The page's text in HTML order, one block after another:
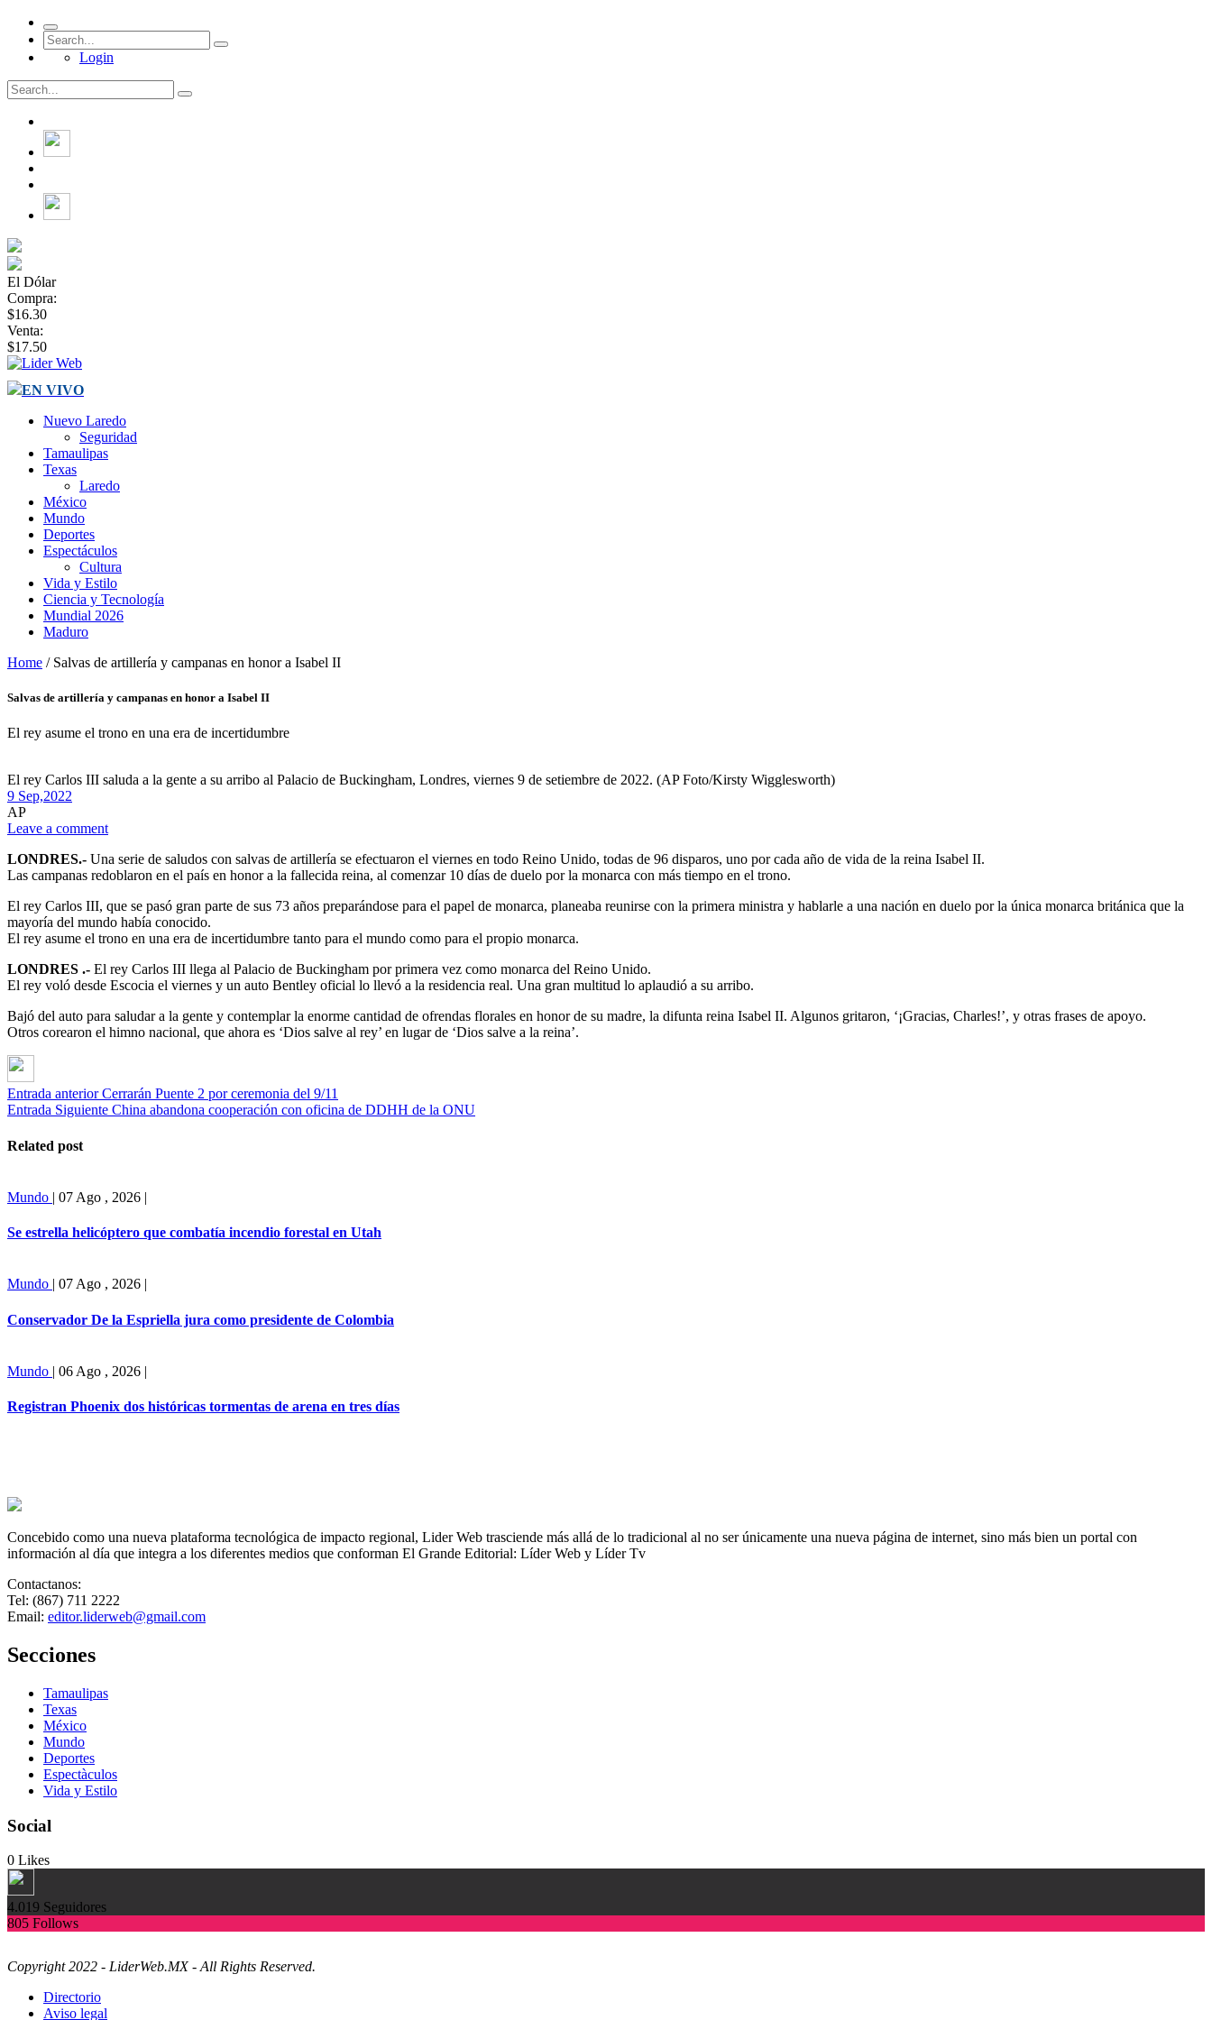
Login
El Dólar
Compra:
$16.30
Venta:
$17.50
EN VIVO
Nuevo Laredo
Seguridad
Tamaulipas
Texas
Laredo
México
Mundo
Deportes
Espectáculos
Cultura
Vida y Estilo
Ciencia y Tecnología
Mundial 2026
Maduro
Home / Salvas de artillería y campanas en honor a Isabel II
Salvas de artillería y campanas en honor a Isabel II
El rey asume el trono en una era de incertidumbre
El rey Carlos III saluda a la gente a su arribo al Palacio de Buckingham, Londres, viernes 9 de setiembre de 2022. (AP Foto/Kirsty Wigglesworth)
9 Sep,2022
AP
Leave a comment
LONDRES.- Una serie de saludos con salvas de artillería se efectuaron el viernes en todo Reino Unido, todas de 96 disparos, uno por cada año de vida de la reina Isabel II.
Las campanas redoblaron en el país en honor a la fallecida reina, al comenzar 10 días de duelo por la monarca con más tiempo en el trono.
El rey Carlos III, que se pasó gran parte de sus 73 años preparándose para el papel de monarca, planeaba reunirse con la primera ministra y hablarle a una nación en duelo por la única monarca británica que la
mayoría del mundo había conocido.
El rey asume el trono en una era de incertidumbre tanto para el mundo como para el propio monarca.
LONDRES .- El rey Carlos III llega al Palacio de Buckingham por primera vez como monarca del Reino Unido.
El rey voló desde Escocia el viernes y un auto Bentley oficial lo llevó a la residencia real. Una gran multitud lo aplaudió a su arribo.
Bajó del auto para saludar a la gente y contemplar la enorme cantidad de ofrendas florales en honor de su madre, la difunta reina Isabel II. Algunos gritaron, ‘¡Gracias, Charles!’, y otras frases de apoyo.
Otros corearon el himno nacional, que ahora es ‘Dios salve al rey’ en lugar de ‘Dios salve a la reina’.
Entrada anterior Cerrarán Puente 2 por ceremonia del 9/11
Entrada Siguiente China abandona cooperación con oficina de DDHH de la ONU
Related post
Mundo | 07 Ago , 2026 |
Se estrella helicóptero que combatía incendio forestal en Utah
Mundo | 07 Ago , 2026 |
Conservador De la Espriella jura como presidente de Colombia
Mundo | 06 Ago , 2026 |
Registran Phoenix dos históricas tormentas de arena en tres días
Concebido como una nueva plataforma tecnológica de impacto regional, Lider Web trasciende más allá de lo tradicional al no ser únicamente una nueva página de internet, sino más bien un portal con
información al día que integra a los diferentes medios que conforman El Grande Editorial: Líder Web y Líder Tv
Contactanos:
Tel: (867) 711 2222
Email: editor.liderweb@gmail.com
Secciones
Tamaulipas
Texas
México
Mundo
Deportes
Espectàculos
Vida y Estilo
Social
0 Likes
4.019 Seguidores
805 Follows
Copyright 2022 - LiderWeb.MX - All Rights Reserved.
Directorio
Aviso legal